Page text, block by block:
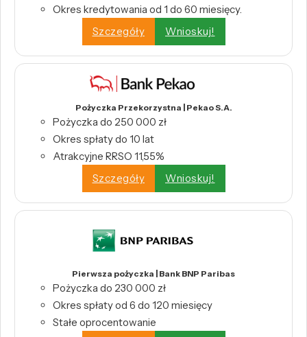
Okres kredytowania od 1 do 60 miesięcy.
Szczegóły
Wnioskuj!
Pożyczka Przekorzystna | Pekao S.A.
Pożyczka do 250 000 zł
Okres spłaty do 10 lat
Atrakcyjne RRSO 11,55%
Szczegóły
Wnioskuj!
Pierwsza pożyczka | Bank BNP Paribas
Pożyczka do 230 000 zł
Okres spłaty od 6 do 120 miesięcy
Stałe oprocentowanie